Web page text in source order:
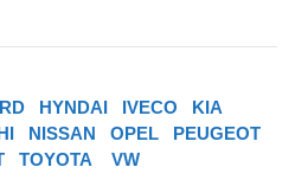
HYNDAI IVECO
KIA
NISSAN OPEL
PEUGEOT
TOYOTA VW